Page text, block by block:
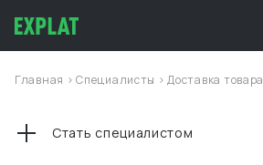
Главная >Специалисты >Доставка товара
Стать специалистом